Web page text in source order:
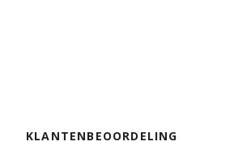
KLANTENBEOORDELING